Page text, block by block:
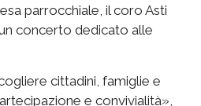
parrocchiale, il coro Asti
concerto dedicato alle
cittadini, famiglie e
e convivialità»,